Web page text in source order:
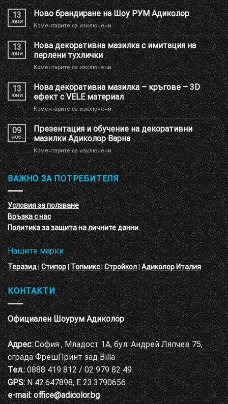
13
юни
Ново брандиране на Шоу РУМ Адиколор
Коментарите са изключениза
Ново
брандиране
на
Шоу
РУМ
Адиколор
13
юни
Нова декоративна мазилка с имитация на
перлени тухлички
Коментарите са изключениза
Нова
декоративна
мазилка
с
имитация
на
перлени
тухлички
13
юни
Нова декоративна мазилка – кръгове – 3D
ефект с VELE материал
Коментарите са изключениза
Нова
декоративна
мазилка
–
кръгове
–
3D
ефект
с
VELE
материал
09
ное.
Презентация и обучение на декоративни
мазилки Адиколор Варна
Коментарите са изключениза
Презентация
и
обучение
на
декоративни
мазилки
Адиколор
Варна
ВАЖНО ЗА ПОТРЕБИТЕЛЯ
Условия за ползване
Връзка с нас
Политика за защита на личните данни
Нашите марки
Теразид|Стипор|Топмикс|Стройкол|Адиколор Италия
КОНТАКТИ
Официален Шоурум Адиколор
Адрес:София , Младост 1А, бул. Андрей Ляпчев 75,
сграда ФрешПринт зад Billa
Тел.:0888 419 812 / 02 979 82 49
GPS:N 42.647898, E 23.3790656
e-mail: office@adicolor.bg